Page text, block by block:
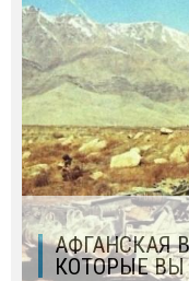
АФГАНСКАЯ
КОТОРЫЕ